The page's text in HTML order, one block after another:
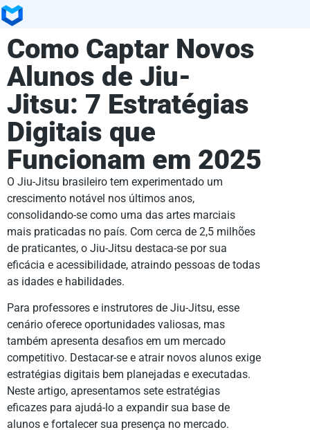
Como Captar Novos
Alunos de Jiu-
Jitsu: 7 Estratégias
Digitais que
Funcionam em 2025
O Jiu-Jitsu brasileiro tem experimentado um
crescimento notável nos últimos anos,
consolidando-se como uma das artes marciais
mais praticadas no país. Com cerca de 2,5 milhões
de praticantes, o Jiu-Jitsu destaca-se por sua
eficácia e acessibilidade, atraindo pessoas de todas
as idades e habilidades.
Para professores e instrutores de Jiu-Jitsu, esse
cenário oferece oportunidades valiosas, mas
também apresenta desafios em um mercado
competitivo. Destacar-se e atrair novos alunos exige
estratégias digitais bem planejadas e executadas.
Neste artigo, apresentamos sete estratégias
eficazes para ajudá-lo a expandir sua base de
alunos e fortalecer sua presença no mercado.